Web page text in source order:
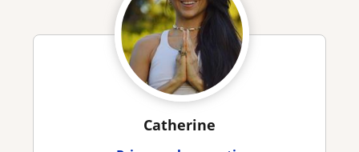
Catherine